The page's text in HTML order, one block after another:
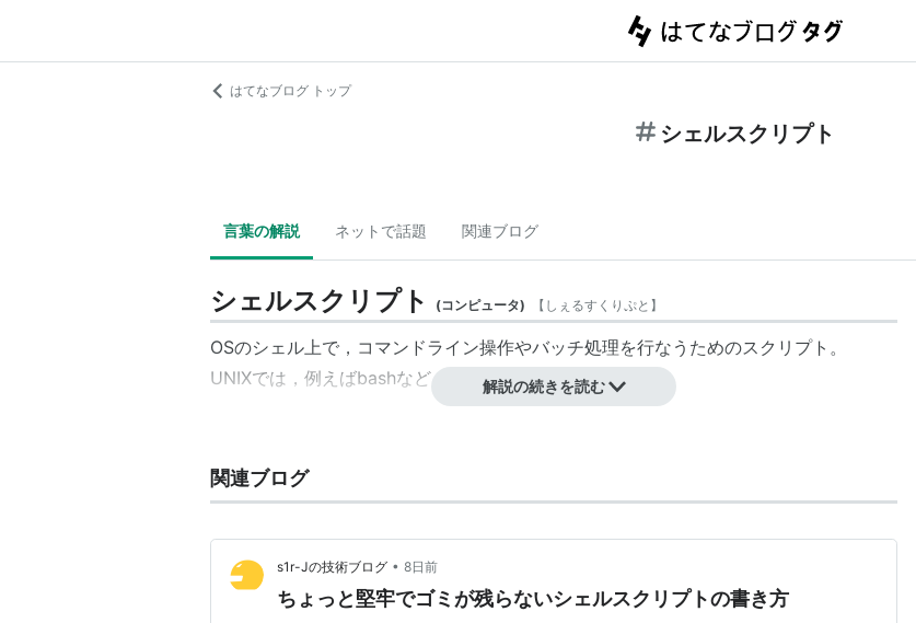
はてなブログ トップ
シェルスクリプト
言葉の解説 ネットで話題 関連ブログ
シェルスクリプト (コンピュータ) 【 しぇるすくりぷと 】
OSのシェル上で，コマンドライン操作やバッチ処理を行なうためのスクリプト。
UNIXでは，例えばbashなど。
解説の続きを読む
関連ブログ
s1r-Jの技術ブログ • 8日前
ちょっと堅牢でゴミが残らないシェルスクリプトの書き方